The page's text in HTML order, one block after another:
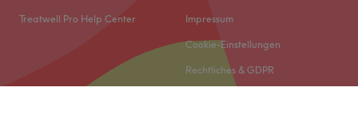
Treatwell Pro Help Center Impressum
Cookie-Einstellungen
Rechtliches & GDPR